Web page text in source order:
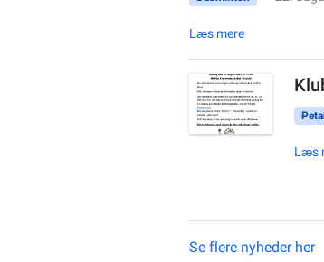
Læs mere
Læs
Se flere nyheder her